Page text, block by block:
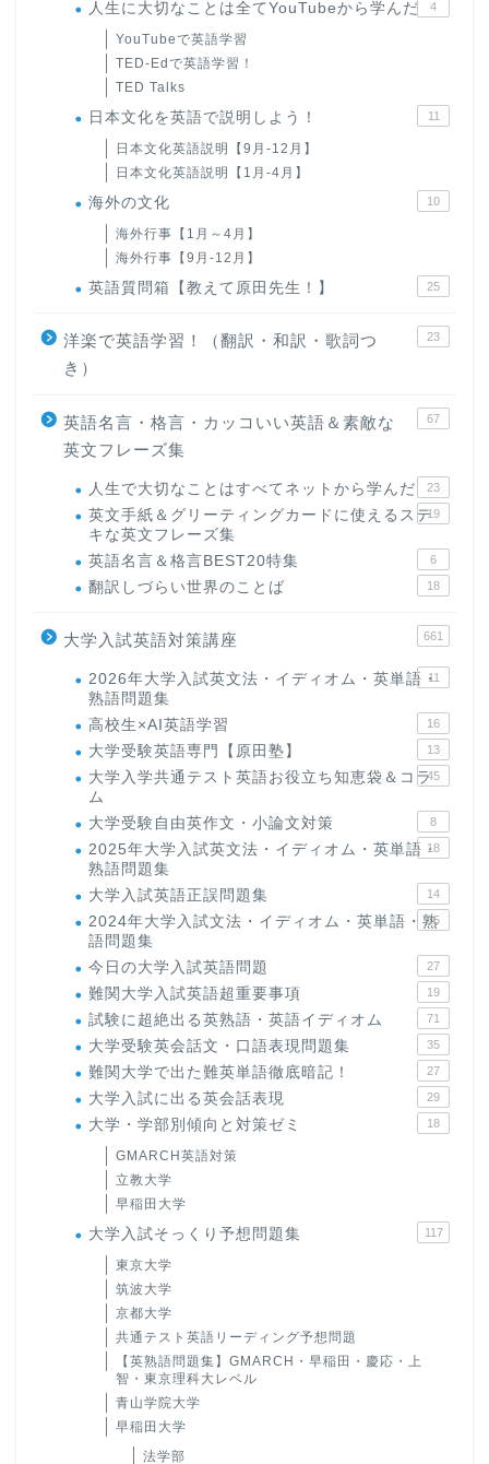
人生に大切なことは全てYouTubeから学んだ 4
YouTubeで英語学習
TED-Edで英語学習！
TED Talks
日本文化を英語で説明しよう！ 11
日本文化英語説明【9月-12月】
日本文化英語説明【1月-4月】
海外の文化 10
海外行事【1月～4月】
海外行事【9月-12月】
英語質問箱【教えて原田先生！】 25
洋楽で英語学習！（翻訳・和訳・歌詞つ
き）
23
英語名言・格言・カッコいい英語＆素敵な
英文フレーズ集
67
人生で大切なことはすべてネットから学んだ 23
英文手紙＆グリーティングカードに使えるステ
キな英文フレーズ集
19
英語名言＆格言BEST20特集 6
翻訳しづらい世界のことば 18
大学入試英語対策講座 661
2026年大学入試英文法・イディオム・英単語・
熟語問題集
11
高校生×AI英語学習 16
大学受験英語専門【原田塾】 13
大学入学共通テスト英語お役立ち知恵袋＆コラ
ム
45
大学受験自由英作文・小論文対策 8
2025年大学入試英文法・イディオム・英単語・
熟語問題集
18
大学入試英語正誤問題集 14
2024年大学入試文法・イディオム・英単語・熟
語問題集
15
今日の大学入試英語問題 27
難関大学入試英語超重要事項 19
試験に超絶出る英熟語・英語イディオム 71
大学受験英会話文・口語表現問題集 35
難関大学で出た難英単語徹底暗記！ 27
大学入試に出る英会話表現 29
大学・学部別傾向と対策ゼミ 18
GMARCH英語対策
立教大学
早稲田大学
大学入試そっくり予想問題集 117
東京大学
筑波大学
京都大学
共通テスト英語リーディング予想問題
【英熟語問題集】GMARCH・早稲田・慶応・上
智・東京理科大レベル
青山学院大学
早稲田大学
法学部